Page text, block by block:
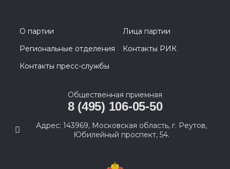
О партии
Лица партии
Региональные отделения
Контакты РИК
Контакты пресс-службы
Общественная приемная
8 (495) 106-05-50
Адрес: 143969, Московская область, г. Реутов,
Юбилейный проспект, 54.